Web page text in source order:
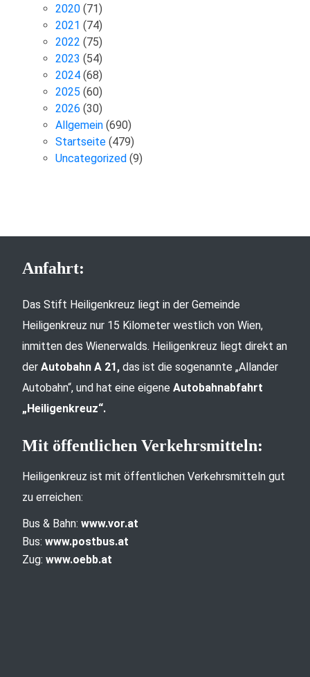
2020 (71)
2021 (74)
2022 (75)
2023 (54)
2024 (68)
2025 (60)
2026 (30)
Allgemein (690)
Startseite (479)
Uncategorized (9)
Anfahrt:
Das Stift Heiligenkreuz liegt in der Gemeinde
Heiligenkreuz nur 15 Kilometer westlich von Wien,
inmitten des Wienerwalds. Heiligenkreuz liegt direkt an
der Autobahn A 21, das ist die sogenannte „Allander
Autobahn“, und hat eine eigene Autobahnabfahrt
„Heiligenkreuz“.
Mit öffentlichen Verkehrsmitteln:
Heiligenkreuz ist mit öffentlichen Verkehrsmitteln gut
zu erreichen:
Bus & Bahn: www.vor.at
Bus: www.postbus.at
Zug: www.oebb.at